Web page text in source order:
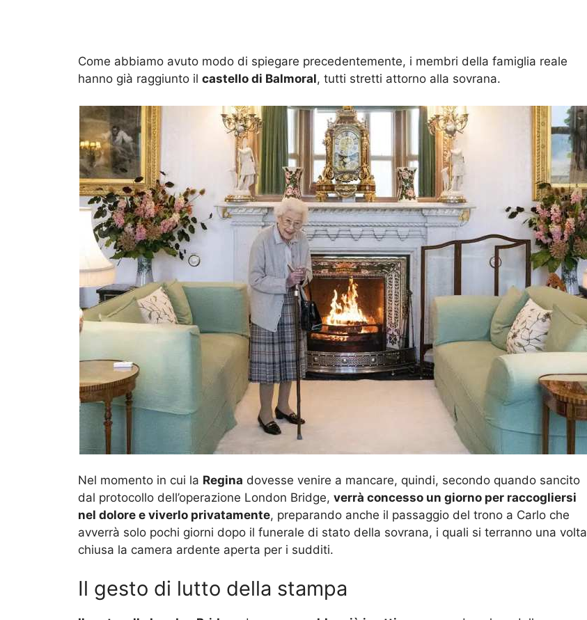
Come abbiamo avuto modo di spiegare precedentemente, i membri della famiglia reale
hanno già raggiunto il castello di Balmoral, tutti stretti attorno alla sovrana.
Nel momento in cui la Regina dovesse venire a mancare, quindi, secondo quando sancito
dal protocollo dell’operazione London Bridge, verrà concesso un giorno per raccogliersi
nel dolore e viverlo privatamente, preparando anche il passaggio del trono a Carlo che
avverrà solo pochi giorni dopo il funerale di stato della sovrana, i quali si terranno una volta
chiusa la camera ardente aperta per i sudditi.
Il gesto di lutto della stampa